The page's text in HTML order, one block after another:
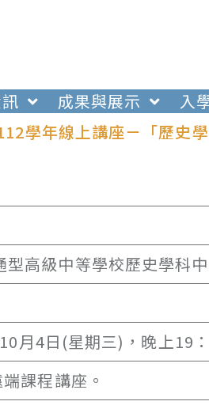
成果與展示 入
學年線上講座－「歷史
高級中等學校歷史學科
月4日(星期三)，晚上19
課程講座。